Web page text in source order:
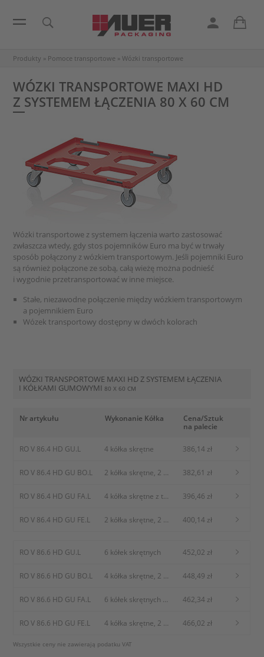
Produkty » Pomoce transportowe » Wózki transportowe
WÓZKI TRANSPORTOWE MAXI HD
Z SYSTEMEM ŁĄCZENIA 80 X 60 CM
Wózki transportowe z systemem łączenia warto zastosować
zwłaszcza wtedy, gdy stos pojemników Euro ma być w trwały
sposób połączony z wózkiem transportowym. Jeśli pojemniki Euro
są również połączone ze sobą, całą wieżę można podnieść
i wygodnie przetransportować w inne miejsce.
Stałe, niezawodne połączenie między wózkiem transportowym
a pojemnikiem Euro
Wózek transportowy dostępny w dwóch kolorach
WÓZKI TRANSPORTOWE MAXI HD Z SYSTEMEM ŁĄCZENIA
I KÓŁKAMI GUMOWYMI 80 X 60 CM
Nr artykułu Wykonanie Kółka
Cena/Sztuk
na palecie
RO V 86.4 HD GU.L 4 kółka skrętne 386,14 zł
RO V 86.4 HD GU BO.L
2 kółka skrętne, 2
382,61 zł
RO V 86.4 HD GU FA.L
4 kółka skrętne z
396,46 zł
RO V 86.4 HD GU FE.L
2 kółka skrętne, 2
400,14 zł
RO V 86.6 HD GU.L 6 kółek skrętnych 452,02 zł
RO V 86.6 HD GU BO.L
4 kółka skrętne, 2
448,49 zł
RO V 86.6 HD GU FA.L
6 kółek skrętnych z
przeciwwłóknową
462,34 zł
RO V 86.6 HD GU FE.L
4 kółka skrętne, 2
blokadą kół
466,02 zł
Wszystkie ceny nie zawierają podatku VAT